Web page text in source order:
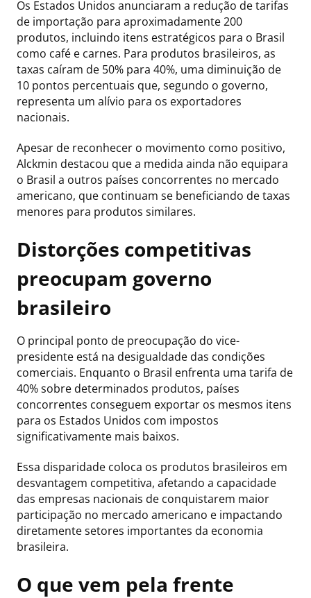
Os Estados Unidos anunciaram a redução de tarifas
de importação para aproximadamente 200
produtos, incluindo itens estratégicos para o Brasil
como café e carnes. Para produtos brasileiros, as
taxas caíram de 50% para 40%, uma diminuição de
10 pontos percentuais que, segundo o governo,
representa um alívio para os exportadores
nacionais.
Apesar de reconhecer o movimento como positivo,
Alckmin destacou que a medida ainda não equipara
o Brasil a outros países concorrentes no mercado
americano, que continuam se beneficiando de taxas
menores para produtos similares.
Distorções competitivas
preocupam governo
brasileiro
O principal ponto de preocupação do vice-
presidente está na desigualdade das condições
comerciais. Enquanto o Brasil enfrenta uma tarifa de
40% sobre determinados produtos, países
concorrentes conseguem exportar os mesmos itens
para os Estados Unidos com impostos
significativamente mais baixos.
Essa disparidade coloca os produtos brasileiros em
desvantagem competitiva, afetando a capacidade
das empresas nacionais de conquistarem maior
participação no mercado americano e impactando
diretamente setores importantes da economia
brasileira.
O que vem pela frente